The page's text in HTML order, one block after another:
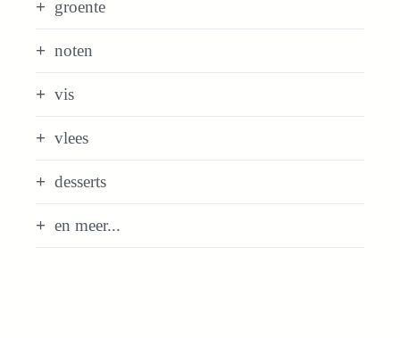
groente
noten
vis
vlees
desserts
en meer...